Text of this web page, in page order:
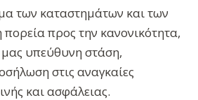
των καταστημάτων και των
πορεία προς την κανονικότητα,
υπεύθυνη στάση,
στις αναγκαίες
και ασφάλειας.